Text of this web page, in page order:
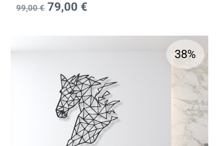
99,00€ 79,00 €
38%